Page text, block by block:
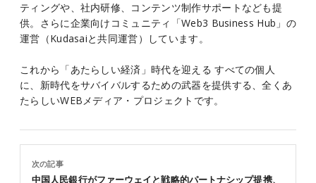
ティングや、社内研修、コンテンツ制作サポートなども提
供。さらに企業向けコミュニティ「Web3 Business Hub」の
運営（Kudasaiと共同運営）しています。
これから「あたらしい経済」時代を迎える すべての個人
に、新時代をサバイバルするための武器を提供する、全くあ
たらしいWEBメディア・プロジェクトです。
次の記事
中国人民銀行がファーウェイと戦略的パートナシップ提携、